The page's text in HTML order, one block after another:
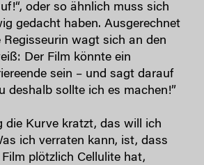
oder so ähnlich muss sich
gedacht haben. Ausgerechnet
Regisseurin wagt sich an den
Der Film könnte ein
sein – und sagt darauf
deshalb sollte ich es machen!”
die Kurve kratzt, das will ich
ich verraten kann, ist, dass
plötzlich Cellulite hat,